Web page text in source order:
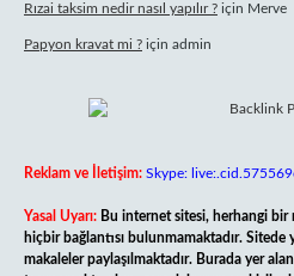
Rızai taksim nedir nasıl yapılır ? için Merve
Papyon kravat mi ? için admin
Reklam ve İletişim: Skype:
Yasal Uyarı: Bu internet sitesi, herhangi bir
hiçbir bağlantısı bulunmamaktadır. Sitede
makaleler paylaşılmaktadır. Burada yer